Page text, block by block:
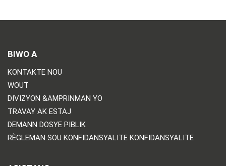
BIWO A
KONTAKTE NOU
WOUT
DIVIZYON &AMPRINMAN YO
TRAVAY AK ESTAJ
DEMANN DOSYE PIBLIK
RÈGLEMAN SOU KONFIDANSYALITE KONFIDANSYALITE